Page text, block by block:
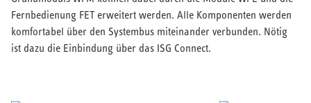
Fernbedienung FET erweitert werden. Alle Komponenten werden
komfortabel über den Systembus miteinander verbunden. Nötig
ist dazu die Einbindung über das ISG Connect.